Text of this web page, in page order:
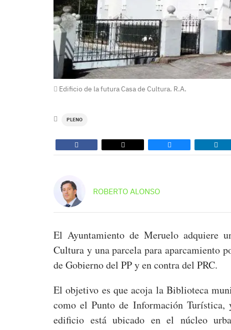
Edificio de la futura Casa de Cultura. R.A.
PLENO
ROBERTO ALONSO
El Ayuntamiento de Meruelo adquiere
Cultura y una parcela para aparcamiento
de Gobierno del PP y en contra del PRC.
El objetivo es que acoja la Biblioteca
como el Punto de Información Turística,
edificio está ubicado en el núcleo